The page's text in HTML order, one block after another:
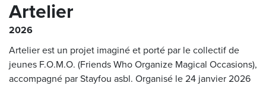
Artelier
2026
Artelier est un projet imaginé et porté par le collectif de
jeunes F.O.M.O. (Friends Who Organize Magical Occasions),
accompagné par Stayfou asbl. Organisé le 24 janvier 2026